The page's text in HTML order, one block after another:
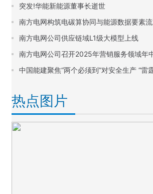
突发!华能新能源董事长逝世
南方电网构筑电碳算协同与能源数据要素
南方电网公司供应链域L1级大模型上线
热点图片